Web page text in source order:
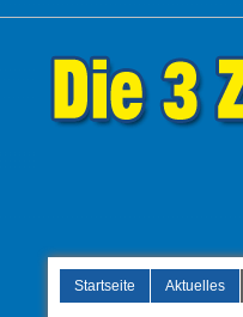
Startseite Aktuelles